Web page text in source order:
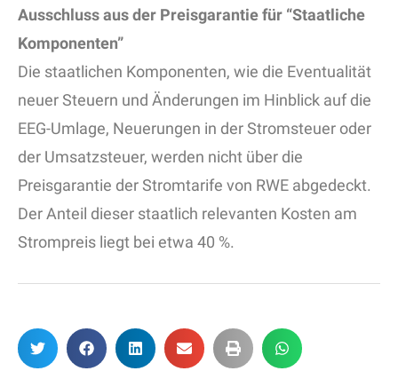
Ausschluss aus der Preisgarantie für “Staatliche
Komponenten”
Die staatlichen Komponenten, wie die Eventualität
neuer Steuern und Änderungen im Hinblick auf die
EEG-Umlage, Neuerungen in der Stromsteuer oder
der Umsatzsteuer, werden nicht über die
Preisgarantie der Stromtarife von RWE abgedeckt.
Der Anteil dieser staatlich relevanten Kosten am
Strompreis liegt bei etwa 40 %.